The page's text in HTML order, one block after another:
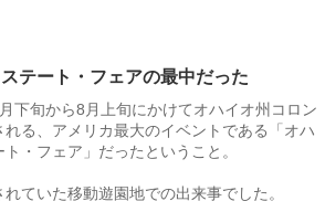
テート・フェアの最中だった
下旬から8月上旬にかけてオハイオ州コロン
れる、アメリカ最大のイベントである「オハ
・フェア」だったということ。
ていた移動遊園地での出来事でした。